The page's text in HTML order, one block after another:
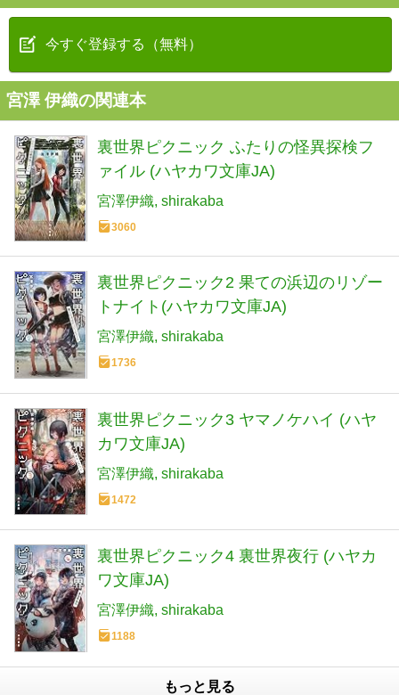
今すぐ登録する（無料）
宮澤 伊織の関連本
裏世界ピクニック ふたりの怪異探検フ
ァイル (ハヤカワ文庫JA)
宮澤伊織 shirakaba
3060
裏世界ピクニック2 果ての浜辺のリゾー
トナイト(ハヤカワ文庫JA)
宮澤伊織 shirakaba
1736
裏世界ピクニック3 ヤマノケハイ (ハヤ
カワ文庫JA)
宮澤伊織 shirakaba
1472
裏世界ピクニック4 裏世界夜行 (ハヤカ
ワ文庫JA)
宮澤伊織 shirakaba
1188
もっと見る